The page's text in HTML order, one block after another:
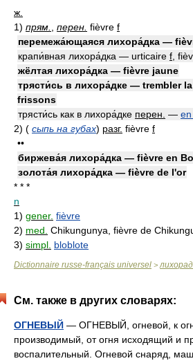
ж.
1) прям. перен. fièvre f
перемежа́ющаяся лихора́дка —
крапи́вная лихора́дка — urticaire f ,
жёлтая лихора́дка — fièvre jaune
трясти́сь в лихора́дке — trembler
frissons
трясти́сь как в лихора́дке перен. —
2) ( сыпь на губах) разг. fièvre f
••
биржева́я лихора́дка — fièvre en
золота́я лихора́дка — fièvre de l'or
* * *
n
1) gener. fièvre
2) med. Chikungunya, fièvre de
3) simpl. bloblote
Dictionnaire russe-français universel >
См. также в других словарях:
ОГНЕВЫЙ — ОГНЕВЫЙ, огневой, к
производимый, от огня исходящий и
воспалительный. Огневой снаряд,